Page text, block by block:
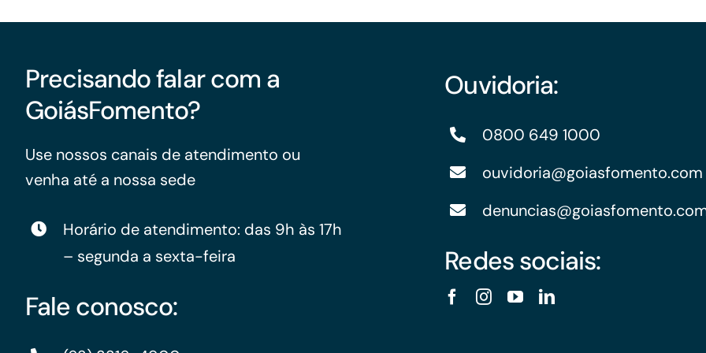
Precisando falar com a
GoiásFomento?
Use nossos canais de atendimento ou
venha até a nossa sede
Horário de atendimento: das 9h às 17h
– segunda a sexta-feira
Fale conosco:
Ouvidoria:
0800 649 1000
ouvidoria@goiasfomento.com
Redes sociais: